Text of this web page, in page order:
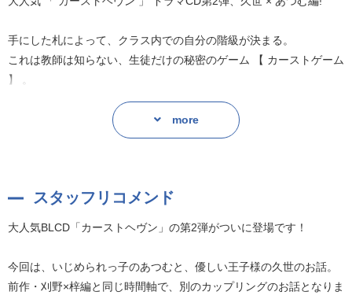
手にした札によって、クラス内での自分の階級が決まる。
これは教師は知らない、生徒だけの秘密のゲーム 【 カーストゲーム
】 。
あつむは、クラスの最底辺 【 ターゲット 】 ( いじめの標的 ) にな
り、辛い毎日を送っていた。
久世から与えられる快楽に溺れ、違和感を覚えるも、あらがえず流
more
スタッフリコメンド
大人気BLCD「カーストヘヴン」の第2弾がついに登場です！
今回は、いじめられっ子のあつむと、優しい王子様の久世のお話。
前作・刈野×梓編と同じ時間軸で、別のカップリングのお話となりま